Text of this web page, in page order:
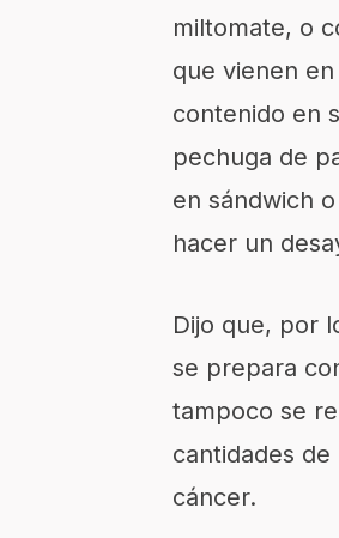
miltomate, o
que vienen
contenido en
pechuga de
en sándwich
hacer un
Dijo que, por
se prepara
tampoco se
cantidades
cáncer.